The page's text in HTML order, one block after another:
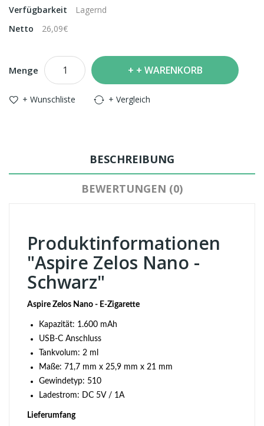
Verfügbarkeit
Lagernd
Netto
26,09€
Menge + WARENKORB
+ Wunschliste + Vergleich
BESCHREIBUNG
BEWERTUNGEN (0)
Produktinformationen
"Aspire Zelos Nano -
Schwarz"
Aspire Zelos Nano - E-Zigarette
Kapazität: 1.600 mAh
USB-C Anschluss
Tankvolum: 2 ml
Maße: 71,7 mm x 25,9 mm x 21 mm
Gewindetyp: 510
Ladestrom: DC 5V / 1A
Lieferumfang